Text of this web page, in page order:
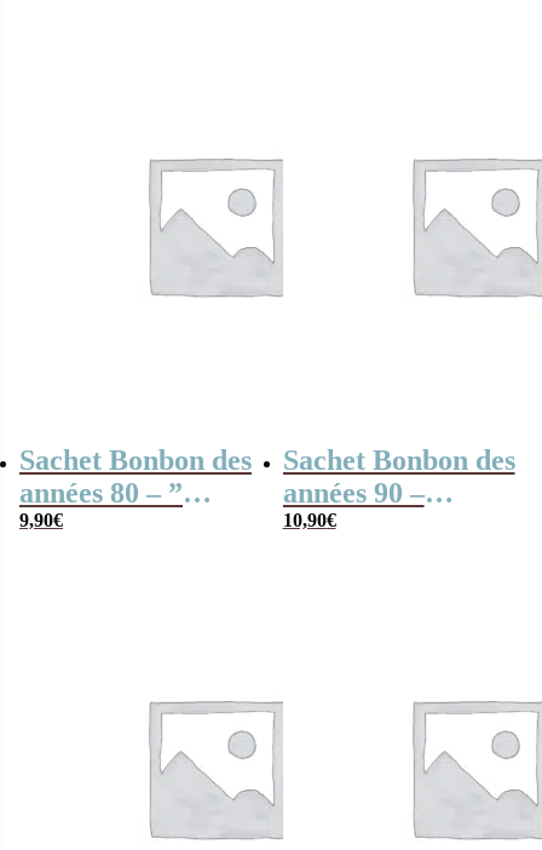
Sachet Bonbon des
années 80 – ”
Merci” –
9,90€
Sachet Bonbon des
années 90 –
“Merci” –
10,90€